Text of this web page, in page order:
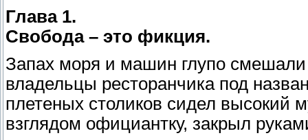
Глава 1.
Свобода – это фикция.
Запах моря и машин глупо смешали
владельцы ресторанчика под
плетеных столиков сидел высокий
взглядом официантку, закрыл